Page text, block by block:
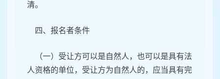
清。
四、报名者条件
（一）受让方可以是自然人，也可以是具有法
人资格的单位，受让方为自然人的，应当具有完